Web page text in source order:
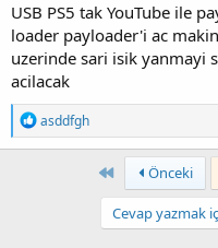
USB PS5 tak YouTube ile
loader payloader'i ac
uzerinde sari isik yanmayi
acilacak
T
e
p
asddfgh
First Önceki
Cevap yazmak